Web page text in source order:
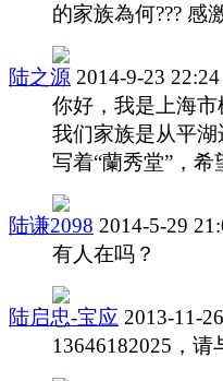
的家族為何??? 感
陆之源 2014-9-23 22:24
你好，我是上海
我们家族是从平
写着“蘭秀堂”，
陆谦2098 2014-5-29
有人在吗？
陆启忠-宝应 2013-11-
13646182025，请